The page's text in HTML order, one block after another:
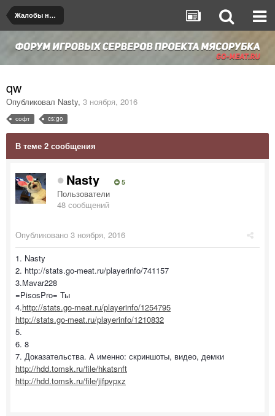
Жалобы на игроков/админов
qw
Опубликовал Nasty, 3 ноября, 2016
софт cs:go
В теме 2 сообщения
Nasty 5
Пользователи
48 сообщений
Опубликовано 3 ноября, 2016
1. Nasty
2. http://stats.go-meat.ru/playerinfo/741157
3.Mavar228
=PisosPro= Ты
4.http://stats.go-meat.ru/playerinfo/1254795
http://stats.go-meat.ru/playerinfo/1210832
5.
6. 8
7. Доказательства. А именно: скриншоты, видео, демки
http://hdd.tomsk.ru/file/hkatsnft
http://hdd.tomsk.ru/file/jifpvpxz